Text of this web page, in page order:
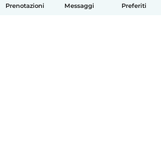
Prenotazioni Messaggi Preferiti